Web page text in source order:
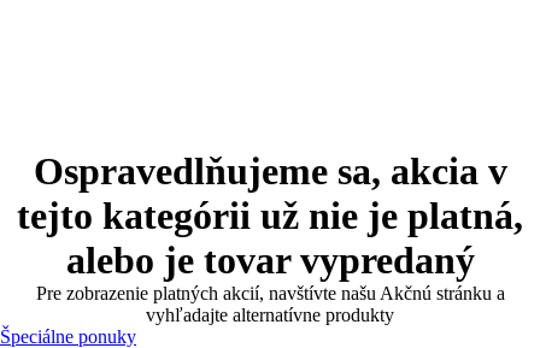
Ospravedlňujeme sa, akcia v
tejto kategórii už nie je platná,
alebo je tovar vypredaný
Pre zobrazenie platných akcií, navštívte našu Akčnú stránku a
vyhľadajte alternatívne produkty
Špeciálne ponuky